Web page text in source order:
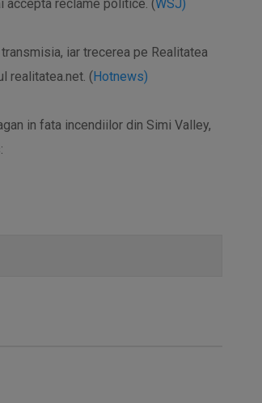
accepta reclame politice. (WSJ)
iar trecerea pe Realitatea
realitatea.net. (Hotnews)
in fata incendiilor din Simi Valley,